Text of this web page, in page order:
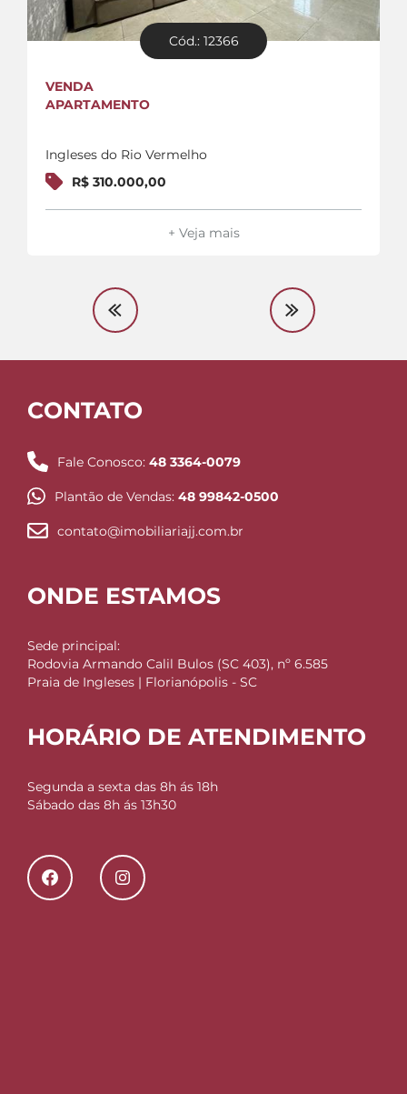
Cód.: 12366
VENDA
APARTAMENTO
Ingleses do Rio Vermelho
R$ 310.000,00
+ Veja mais
CONTATO
Fale Conosco: 48 3364-0079
Plantão de Vendas: 48 99842-0500
contato@imobiliariajj.com.br
ONDE ESTAMOS
Sede principal:
Rodovia Armando Calil Bulos (SC 403), nº 6.585
Praia de Ingleses | Florianópolis - SC
HORÁRIO DE ATENDIMENTO
Segunda a sexta das 8h ás 18h
Sábado das 8h ás 13h30